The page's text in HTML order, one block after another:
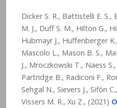
Dicker S. R., Battistelli E. S.,
M. J., Duff S. M., Hilton G.,
Hubmayr J., Huffenberger
Mascolo L., Mason B. S.,
J., Mroczkowski T., Naess
Partridge B., Radiconi F.,
Sehgal N., Sievers J., Sifón
Vissers M. R., Xu Z., (2021)